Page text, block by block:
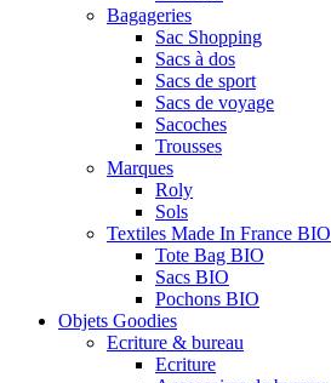
Bagageries
Sac Shopping
Sacs à dos
Sacs de sport
Sacs de voyage
Sacoches
Trousses
Marques
Roly
Sols
Textiles Made In France BIO
Tote Bag BIO
Sacs BIO
Pochons BIO
Objets Goodies
Ecriture & bureau
Ecriture